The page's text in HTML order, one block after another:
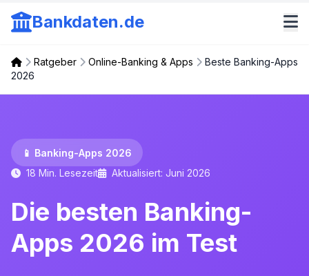
Bankdaten.de
Ratgeber Online-Banking & Apps
Beste Banking-Apps
2026
📱 Banking-Apps 2026
18 Min. Lesezeit
Aktualisiert: Juni 2026
Die besten Banking-
Apps 2026 im Test